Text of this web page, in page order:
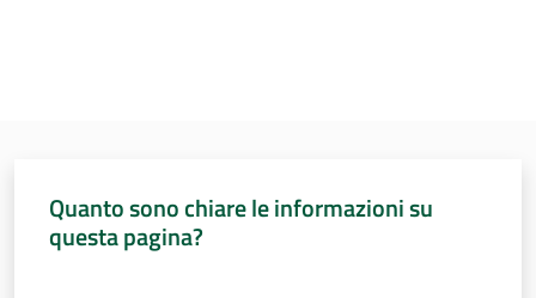
Quanto sono chiare le informazioni su
questa pagina?